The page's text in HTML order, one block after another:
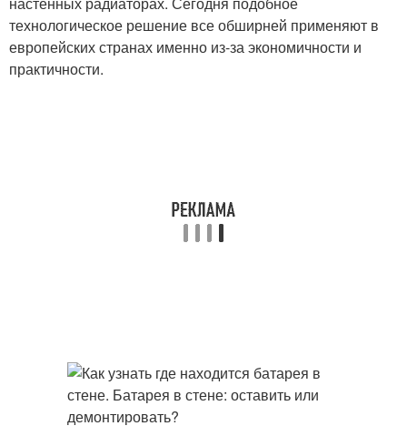
технологическое решение все обширней применяют в
европейских странах именно из-за экономичности и
практичности.